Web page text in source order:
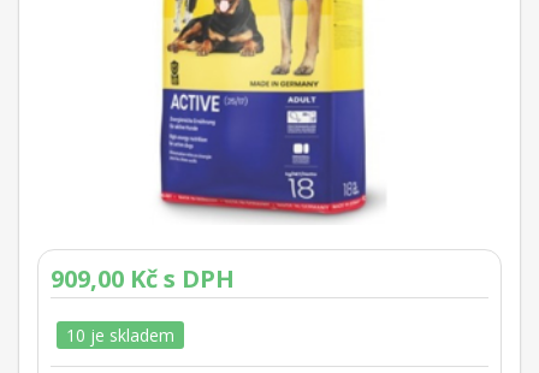
909,00 Kč s DPH
10 je skladem